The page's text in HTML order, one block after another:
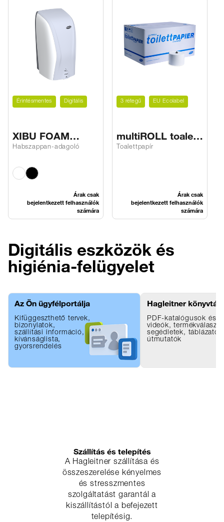
Érintésmentes Digitális
XIBU FOAM
hybrid
Habszappan-adagoló
Árak csak
bejelentkezett felhasználók
számára
3 rétegű EU Ecolabel
multiROLL toalett
papír V3
Toalettpapír
Árak csak
bejelentkezett felhasználók
számára
Digitális eszközök és
higiénia-felügyelet
Az Ön ügyfélportálja
Kifüggeszthető tervek,
bizonylatok,
szállítási információ,
kívánságlista,
gyorsrendelés
Hagleitner könyvtár
PDF-katalógusok és
videók,
segédletek, táblázatok
útmutatók
Szállítás és telepítés
A Hagleitner szállítása és
összeszerelése kényelmes
és stresszmentes
szolgáltatást garantál a
kiszállítástól a befejezett
telepítésig.